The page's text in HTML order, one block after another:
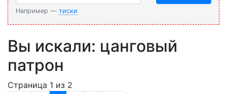
Например — тиски
Вы искали: цанговый
патрон
Страница 1 из 2